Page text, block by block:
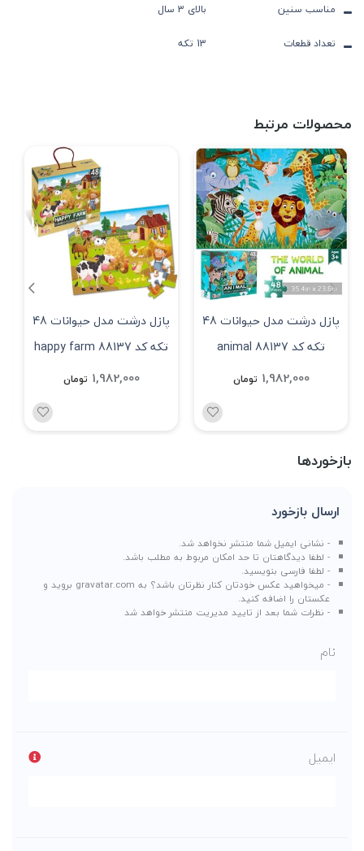
مناسب سنین
بالای 3 سال
تعداد قطعات
13 تکه
محصولات مرتبط
پازل درشت مدل حیوانات 48
تکه کد 88137 animal
1,982,000 تومان
پازل درشت مدل حیوانات 48
تکه کد 88137 happy farm
1,982,000 تومان
بازخوردها
ارسال بازخورد
- نشانی ایمیل شما منتشر نخواهد شد.
- لطفا دیدگاهتان تا حد امکان مربوط به مطلب باشد.
- لطفا فارسی بنویسید.
- میخواهید عکس خودتان کنار نظرتان باشد؟ به gravatar.com بروید و
عکستان را اضافه کنید.
- نظرات شما بعد از تایید مدیریت منتشر خواهد شد
نام
ایمیل